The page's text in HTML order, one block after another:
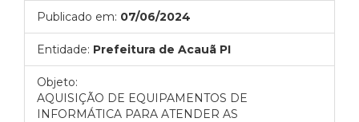
Publicado em: 07/06/2024
Entidade: Prefeitura de Acauã PI
Objeto:
AQUISIÇÃO DE EQUIPAMENTOS DE
INFORMÁTICA PARA ATENDER AS